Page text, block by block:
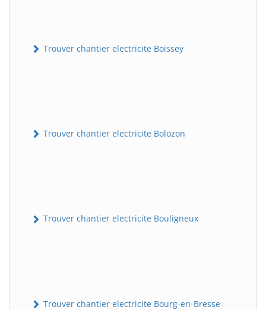
Trouver chantier electricite Boissey
Trouver chantier electricite Bolozon
Trouver chantier electricite Bouligneux
Trouver chantier electricite Bourg-en-Bresse